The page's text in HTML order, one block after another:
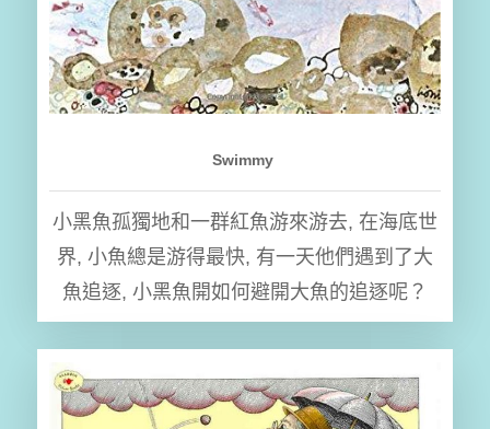
Swimmy
小黑魚孤獨地和一群紅魚游來游去, 在海底世
界, 小魚總是游得最快, 有一天他們遇到了大
魚追逐, 小黑魚開如何避開大魚的追逐呢？